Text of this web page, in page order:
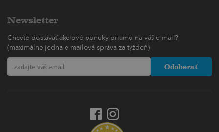
Newsletter
Chcete dostávať akciové ponuky priamo na váš e-mail?
(maximálne jedna e-mailová správa za týždeň)
Odoberať